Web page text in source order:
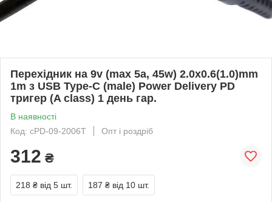
Перехідник на 9v (max 5a, 45w) 2.0x0.6(1.0)mm
1m з USB Type-C (male) Power Delivery PD
тригер (A class) 1 день гар.
В наявності
Код: cPD-09-2006T
Опт і роздріб
312 ₴
218 ₴ від 5 шт. 187 ₴ від 10 шт.